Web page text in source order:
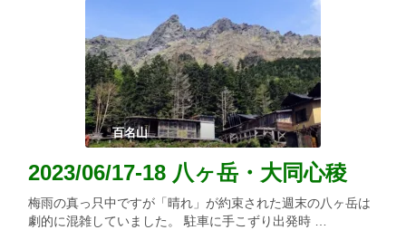
百名山
2023/06/17-18 八ヶ岳・大同心稜
梅雨の真っ只中ですが「晴れ」が約束された週末の八ヶ岳は
劇的に混雑していました。 駐車に手こずり出発時 …